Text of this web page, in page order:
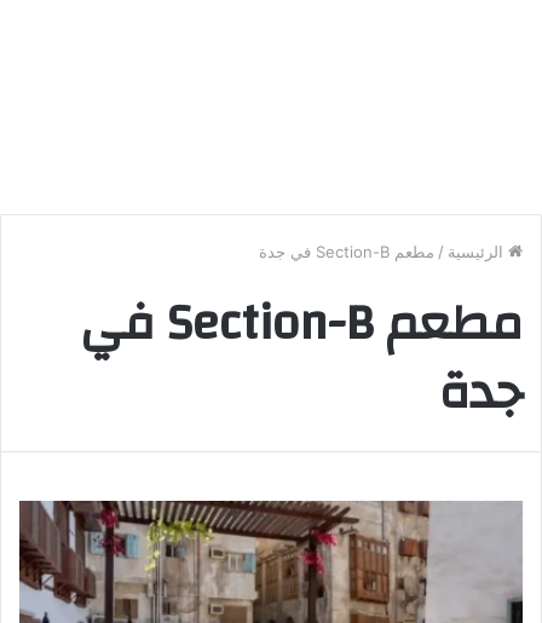
الرئيسية / مطعم Section-B في جدة
مطعم Section-B في
جدة